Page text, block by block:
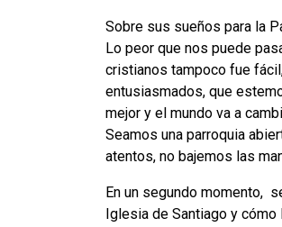
Sobre sus sueños para la
Lo peor que nos puede
cristianos tampoco fue
entusiasmados, que
mejor y el mundo va a
Seamos una parroquia
atentos, no bajemos las
En un segundo momento,
Iglesia de Santiago y cómo